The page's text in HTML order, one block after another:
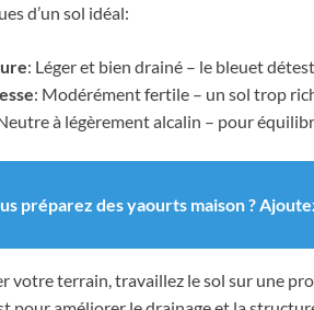
d’un sol idéal:
: Léger et bien drainé – le bleuet
: Modérément fertile – un sol trop
à légèrement alcalin – pour
préparez des yaourts maison ?
votre terrain, travaillez le sol sur une